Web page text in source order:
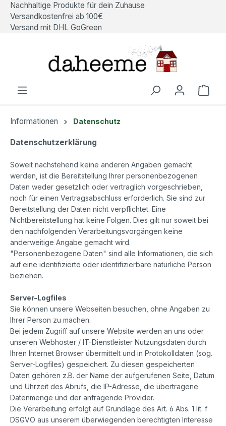
springen
Nachhaltige Produkte für dein Zuhause
Versandkostenfrei ab 100€
Versand mit DHL GoGreen
Informationen Datenschutz
Datenschutzerklärung
Soweit nachstehend keine anderen Angaben gemacht
werden, ist die Bereitstellung Ihrer personenbezogenen
Daten weder gesetzlich oder vertraglich vorgeschrieben,
noch für einen Vertragsabschluss erforderlich. Sie sind zur
Bereitstellung der Daten nicht verpflichtet. Eine
Nichtbereitstellung hat keine Folgen. Dies gilt nur soweit bei
den nachfolgenden Verarbeitungsvorgängen keine
anderweitige Angabe gemacht wird.
"Personenbezogene Daten" sind alle Informationen, die sich
auf eine identifizierte oder identifizierbare natürliche Person
beziehen.
Server-Logfiles
Sie können unsere Webseiten besuchen, ohne Angaben zu
Ihrer Person zu machen.
Bei jedem Zugriff auf unsere Website werden an uns oder
unseren Webhoster / IT-Dienstleister Nutzungsdaten durch
Ihren Internet Browser übermittelt und in Protokolldaten (sog.
Server-Logfiles) gespeichert. Zu diesen gespeicherten
Daten gehören z.B. der Name der aufgerufenen Seite, Datum
und Uhrzeit des Abrufs, die IP-Adresse, die übertragene
Datenmenge und der anfragende Provider.
Die Verarbeitung erfolgt auf Grundlage des Art. 6 Abs. 1 lit. f
DSGVO aus unserem überwiegenden berechtigten Interesse